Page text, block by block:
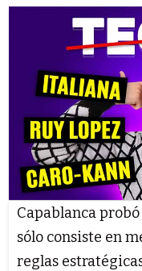
Capablanca
sólo consiste en
reglas